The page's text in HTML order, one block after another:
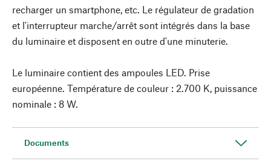
recharger un smartphone, etc. Le régulateur de gradation
et l'interrupteur marche/arrêt sont intégrés dans la base
du luminaire et disposent en outre d'une minuterie.
Le luminaire contient des ampoules LED. Prise
européenne. Température de couleur : 2.700 K, puissance
nominale : 8 W.
Documents